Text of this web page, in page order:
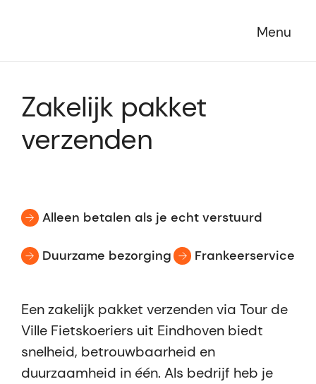
Menu
Zakelijk pakket
verzenden
Alleen betalen als je echt verstuurd
Duurzame bezorging Frankeerservice
Een zakelijk pakket verzenden via Tour de
Ville Fietskoeriers uit Eindhoven biedt
snelheid, betrouwbaarheid en
duurzaamheid in één. Als bedrijf heb je